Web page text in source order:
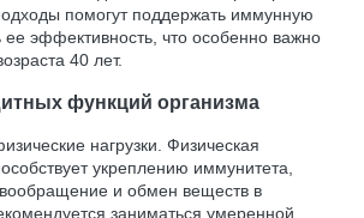
помогут поддержать иммунную
ее эффективность, что особенно важно
40 лет.
функций организма
нагрузки. Физическая
укреплению иммунитета,
и обмен веществ в
заниматься умеренной